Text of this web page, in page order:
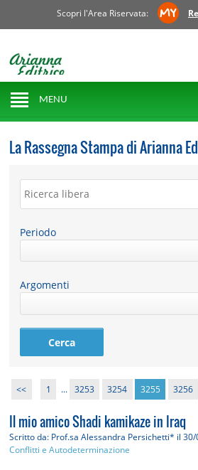
Scopri l'Area Riservata:
MENU
La Rassegna Stampa di Arianna
Periodo
Argomenti
<< 1 ... 3253 3254 3255 3256
Il mio amico Shadi kamikaze in Iraq
Scritto da: Prof.sa Alessandra Persichetti* il
Conflitti e Autodeterminazione